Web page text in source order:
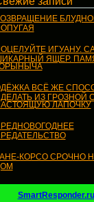
ИГУАНУ.
ЯЩЕР.
ВСЁ ЖЕ
ИЗ ГРОЗНОЙ
ЛАПОЧКУ
КОРСО СРОЧНО
SmartResponder.ru